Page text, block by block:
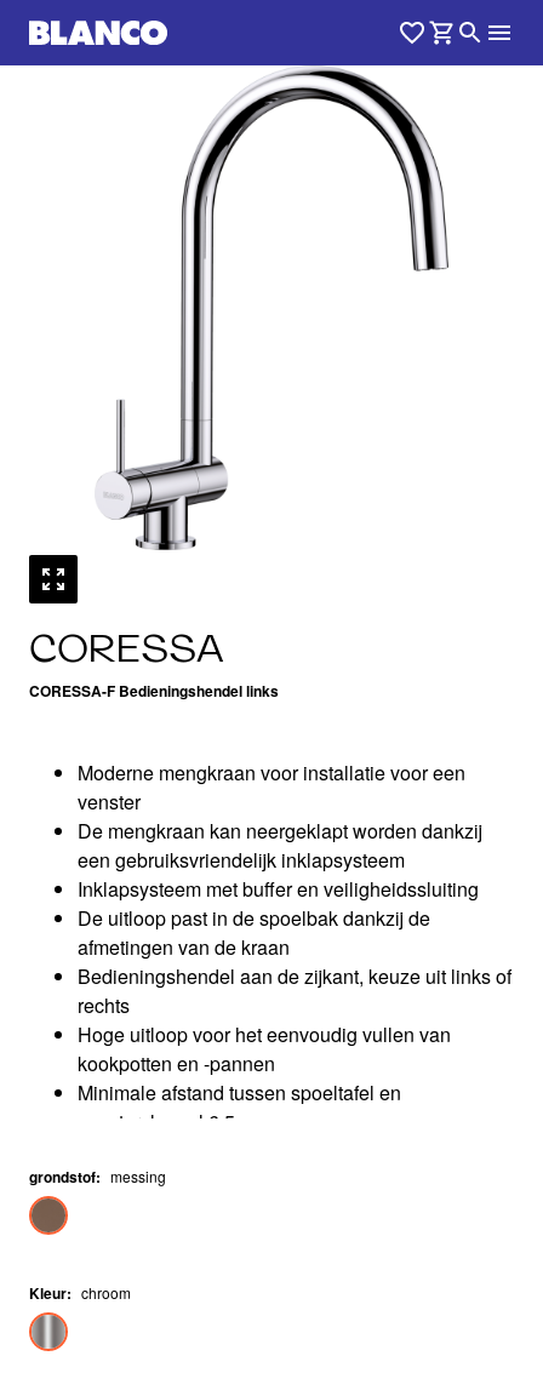
CORESSA
CORESSA-F Bedieningshendel links
1 / 0
Moderne mengkraan voor installatie voor een
venster
De mengkraan kan neergeklapt worden dankzij
een gebruiksvriendelijk inklapsysteem
Inklapsysteem met buffer en veiligheidssluiting
De uitloop past in de spoelbak dankzij de
afmetingen van de kraan
Bedieningshendel aan de zijkant, keuze uit links of
rechts
Hoge uitloop voor het eenvoudig vullen van
kookpotten en -pannen
Minimale afstand tussen spoeltafel en
venstervleugel 6,5 cm
grondstof: messing
Kleur: chroom